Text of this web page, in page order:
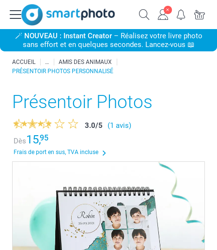
🪄 NOUVEAU : Instant Creator– Réalisez votre livre photo
sans effort et en quelques secondes. Lancez-vous 📖
ACCUEIL
AMIS DES ANIMAUX
PRÉSENTOIR PHOTOS PERSONNALISÉ
Présentoir Photos
3.0/5
(1 avis)
Dès15,95
Frais de port en sus, TVA incluse